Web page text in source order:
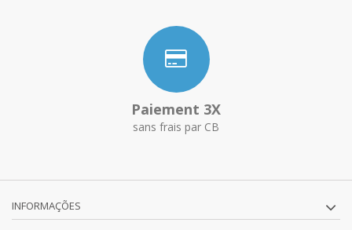
Paiement 3X
sans frais par CB
INFORMAÇÕES